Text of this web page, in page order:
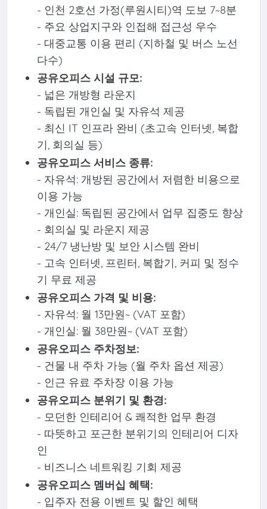
- 인천 2호선 가정(루원시티)역 도보 7~8분
- 주요 상업지구와 인접해 접근성 우수
- 대중교통 이용 편리 (지하철 및 버스 노선
다수)
공유오피스 시설 규모:
- 넓은 개방형 라운지
- 독립된 개인실 및 자유석 제공
- 최신 IT 인프라 완비 (초고속 인터넷, 복합
기, 회의실 등)
공유오피스 서비스 종류:
- 자유석: 개방된 공간에서 저렴한 비용으로
이용 가능
- 개인실: 독립된 공간에서 업무 집중도 향상
- 회의실 및 라운지 제공
- 24/7 냉난방 및 보안 시스템 완비
- 고속 인터넷, 프린터, 복합기, 커피 및 정수
기 무료 제공
공유오피스 가격 및 비용:
- 자유석: 월 13만원~ (VAT 포함)
- 개인실: 월 38만원~ (VAT 포함)
공유오피스 주차정보:
- 건물 내 주차 가능 (월 주차 옵션 제공)
- 인근 유료 주차장 이용 가능
공유오피스 분위기 및 환경:
- 모던한 인테리어 & 쾌적한 업무 환경
- 따뜻하고 포근한 분위기의 인테리어 디자
인
- 비즈니스 네트워킹 기회 제공
공유오피스 멤버십 혜택:
- 입주자 전용 이벤트 및 할인 혜택